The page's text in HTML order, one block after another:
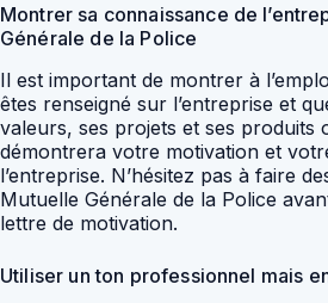
Montrer sa connaissance de
Générale de la Police
Il est important de montrer à
êtes renseigné sur l’entreprise et
valeurs, ses projets et ses produits
démontrera votre motivation et
l’entreprise. N’hésitez pas à faire
Mutuelle Générale de la Police
lettre de motivation.
Utiliser un ton professionnel mais